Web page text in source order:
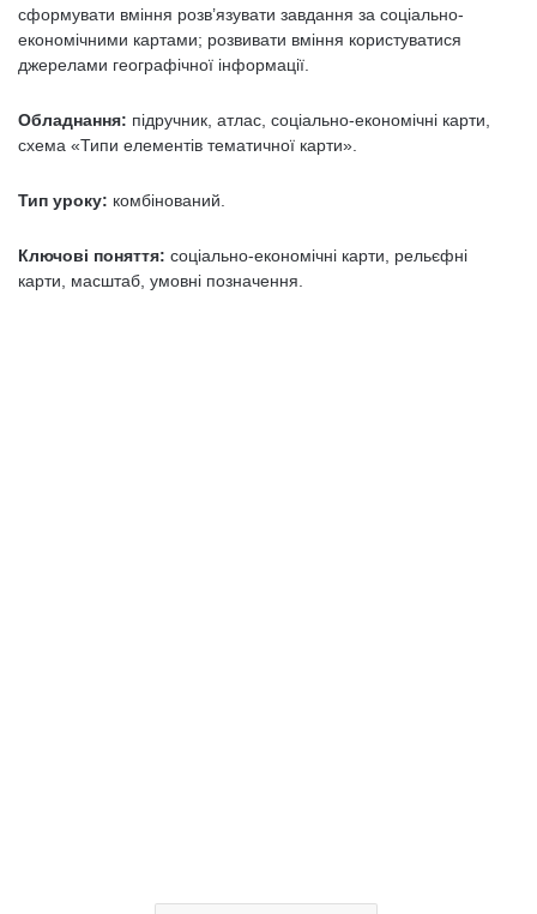
сформувати вміння розв’язувати завдання за соціально-
економічними картами; розвивати вміння користуватися
джерелами географічної інформації.
Обладнання: підручник, атлас, соціально-економічні карти,
схема «Типи елементів тематичної карти».
Тип уроку: комбінований.
Ключові поняття: соціально-економічні карти, рельєфні
карти, масштаб, умовні позначення.